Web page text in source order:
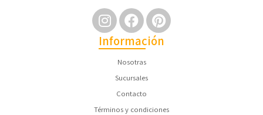
Información
Nosotras
Sucursales
Contacto
Términos y condiciones